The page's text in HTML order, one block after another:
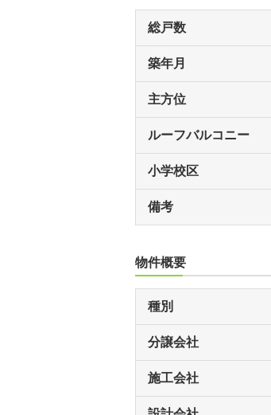
総戸数
築年月
主方位
ルーフバルコニー
小学校区
備考
物件概要
種別
分譲会社
施工会社